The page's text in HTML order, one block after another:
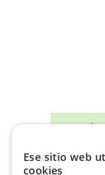
Este cuadro
escena. Los
ambiente
¿Te ha gustado
Ese sitio web
cookies